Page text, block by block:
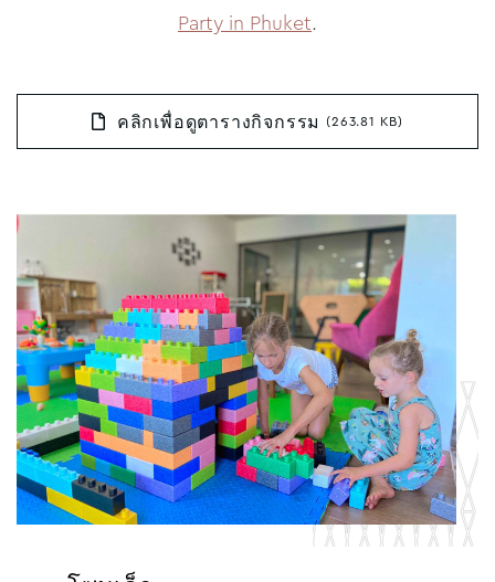
Party in Phuket.
คลิกเพื่อดูตารางกิจกรรม (263.81 KB)